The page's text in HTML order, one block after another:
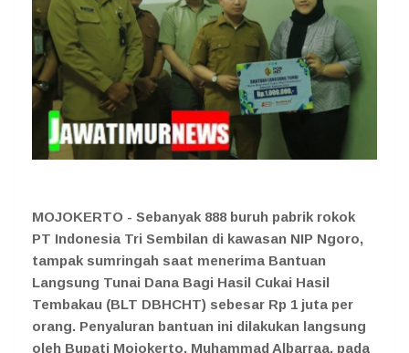
MOJOKERTO - Sebanyak 888 buruh pabrik rokok
PT Indonesia Tri Sembilan di kawasan NIP Ngoro,
tampak sumringah saat menerima Bantuan
Langsung Tunai Dana Bagi Hasil Cukai Hasil
Tembakau (BLT DBHCHT) sebesar Rp 1 juta per
orang. Penyaluran bantuan ini dilakukan langsung
oleh Bupati Mojokerto, Muhammad Albarraa, pada